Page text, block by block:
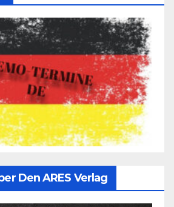
Den ARES Verlag